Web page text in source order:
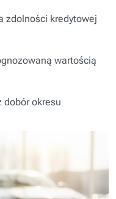
zdolności kredytowej
wartością
dobór okresu